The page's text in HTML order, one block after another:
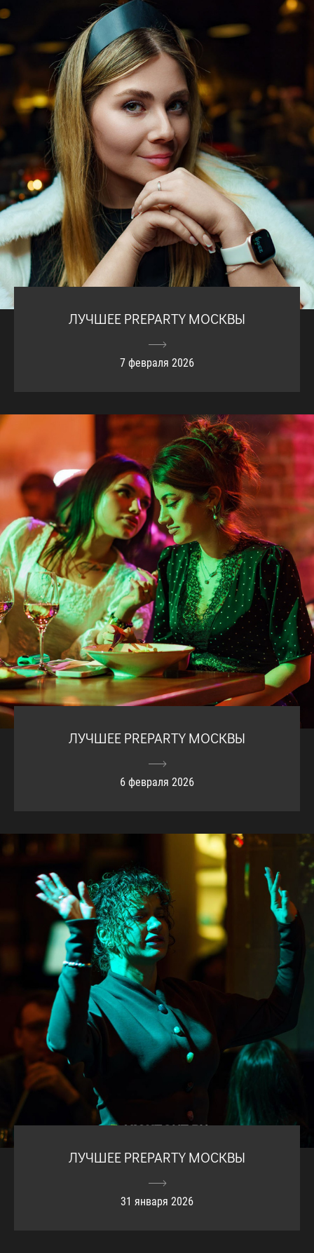
ЛУЧШЕЕ PREPARTY МОСКВЫ
7 февраля 2026
ЛУЧШЕЕ PREPARTY МОСКВЫ
6 февраля 2026
ЛУЧШЕЕ PREPARTY МОСКВЫ
31 января 2026